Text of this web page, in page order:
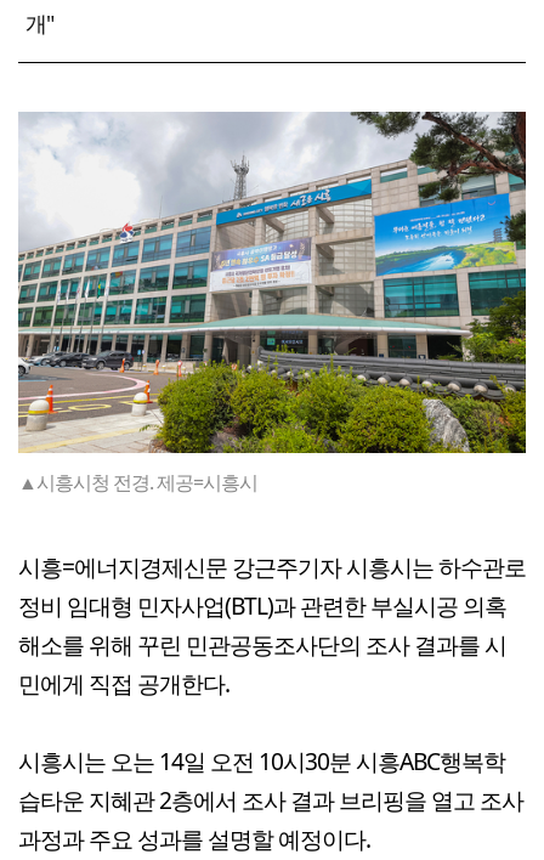
개"
▲시흥시청 전경. 제공=시흥시
시흥=에너지경제신문 강근주기자 시흥시는 하수관로
정비 임대형 민자사업(BTL)과 관련한 부실시공 의혹
해소를 위해 꾸린 민관공동조사단의 조사 결과를 시
민에게 직접 공개한다.
시흥시는 오는 14일 오전 10시30분 시흥ABC행복학
습타운 지혜관 2층에서 조사 결과 브리핑을 열고 조사
과정과 주요 성과를 설명할 예정이다.